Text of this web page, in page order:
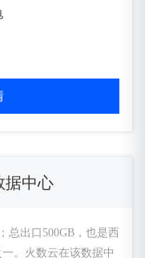
据中心
总出口500GB，也是西
。火数云在该数据中